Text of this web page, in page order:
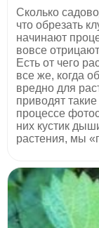
Сколько
что обрезать
начинают
вовсе
Есть от чего
все же, когда
вредно для
приводят
процессе
них кустик
растения, мы